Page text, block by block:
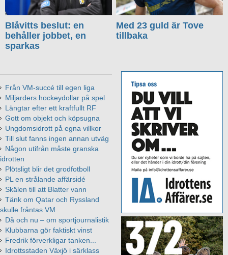
Blåvitts beslut: en
behåller jobbet, en
sparkas
Med 23 guld är Tove
tillbaka
Från VM-succé till egen liga
Miljarders hockeydollar på spel
Längtar efter ett kraftfullt RF
Gott om objekt och köpsugna
Ungdomsidrott på egna villkor
Till slut fanns ingen annan utväg
Någon utifrån måste granska
idrotten
Plötsligt blir det grodfotboll
PL en strålande affärsidé
Skälen till att Blatter vann
Tänk om Qatar och Ryssland
skulle fråntas VM
Då och nu – om sportjournalistik
Klubbarna gör faktiskt vinst
Fredrik förverkligar tanken...
Idrottsstaden Växjö i särklass